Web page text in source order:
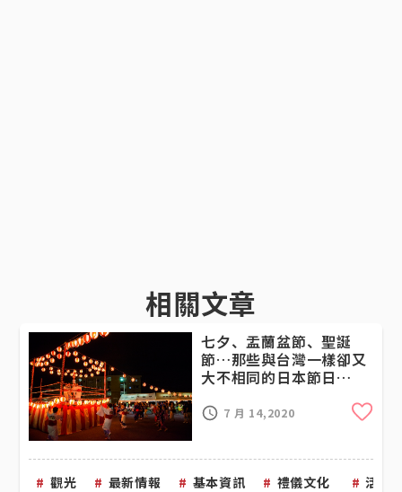
相關文章
七夕、盂蘭盆節、聖誕
節…那些與台灣一樣卻又
大不相同的日本節日
7 月 14,2020
觀光 最新情報 基本資訊 禮儀文化 活動